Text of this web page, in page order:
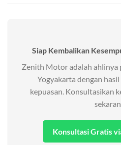
Siap Kembalikan
Zenith Motor adalah ahlinya
Yogyakarta dengan
kepuasan. Konsultasikan
Konsultasi Gratis